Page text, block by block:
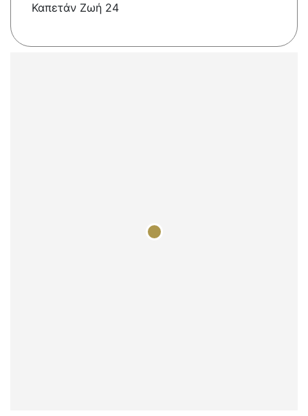
Καπετάν Ζωή 24